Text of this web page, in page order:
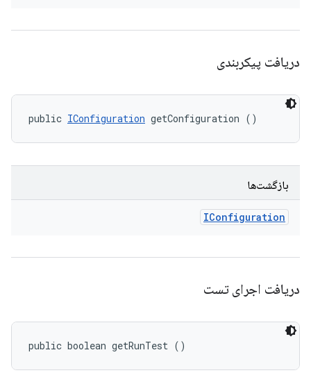
دریافت پیکربندی
public IConfiguration getConfiguration ()
بازگشت‌ها
IConfiguration
دریافت اجرای تست
public boolean getRunTest ()